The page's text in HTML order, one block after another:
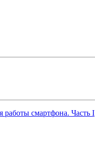
работы смартфона. Часть I